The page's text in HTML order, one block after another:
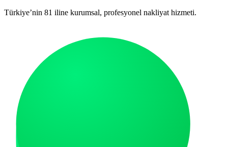
Türkiye’nin 81 iline kurumsal, profesyonel nakliyat hizmeti.